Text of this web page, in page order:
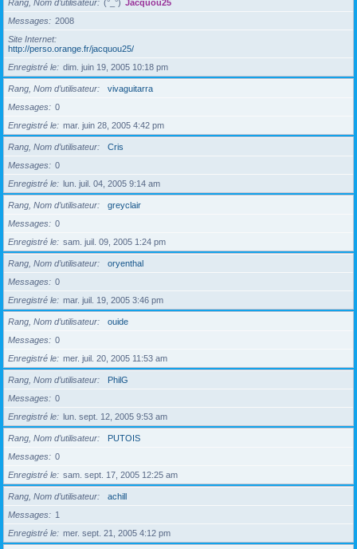
Rang, Nom d’utilisateur (°_°) Jacquou25
Messages
2008
Site Internet
http://perso.orange.fr/jacquou25/
Enregistré le
dim. juin 19, 2005 10:18 pm
Rang, Nom d’utilisateur
vivaguitarra
Messages
0
Enregistré le
mar. juin 28, 2005 4:42 pm
Rang, Nom d’utilisateur
Cris
Messages
0
Enregistré le
lun. juil. 04, 2005 9:14 am
Rang, Nom d’utilisateur
greyclair
Messages
0
Enregistré le
sam. juil. 09, 2005 1:24 pm
Rang, Nom d’utilisateur
oryenthal
Messages
0
Enregistré le
mar. juil. 19, 2005 3:46 pm
Rang, Nom d’utilisateur
ouide
Messages
0
Enregistré le
mer. juil. 20, 2005 11:53 am
Rang, Nom d’utilisateur
PhilG
Messages
0
Enregistré le
lun. sept. 12, 2005 9:53 am
Rang, Nom d’utilisateur
PUTOIS
Messages
0
Enregistré le
sam. sept. 17, 2005 12:25 am
Rang, Nom d’utilisateur
achill
Messages
1
Enregistré le
mer. sept. 21, 2005 4:12 pm